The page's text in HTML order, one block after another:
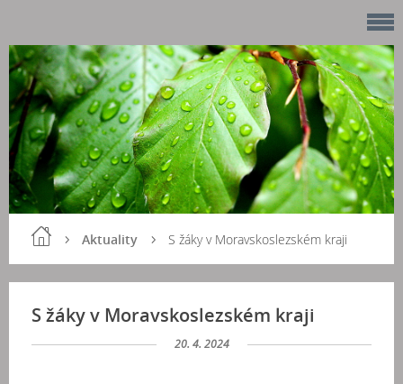
Aktuality S žáky v Moravskoslezském kraji
S žáky v Moravskoslezském kraji
20. 4. 2024